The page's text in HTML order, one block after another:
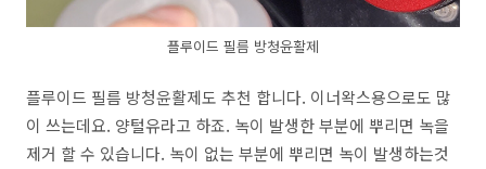
플루이드 필름 방청윤활제
플루이드 필름 방청윤활제도 추천 합니다. 이너왁스용으로도 많
이 쓰는데요. 양털유라고 하죠. 녹이 발생한 부분에 뿌리면 녹을
제거 할 수 있습니다. 녹이 없는 부분에 뿌리면 녹이 발생하는것